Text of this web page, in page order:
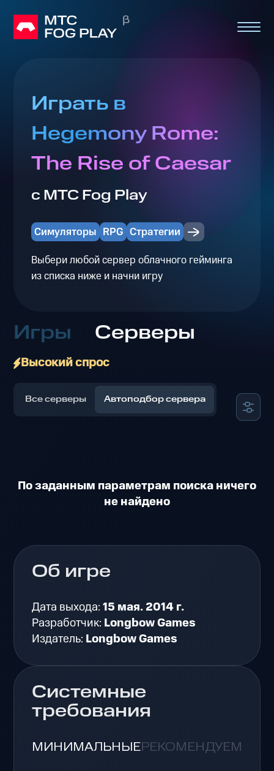
Играть в
Hegemony Rome:
The Rise of Caesar
с МТС Fog Play
Симуляторы RPG Стратегии
Выбери любой сервер облачного гейминга
из списка ниже и начни игру
Игры Серверы
Высокий спрос
Все серверы Автоподбор сервера
По заданным параметрам поиска ничего
не найдено
Об игре
Дата выхода:15 мая. 2014 г.
Разработчик: Longbow Games
Издатель: Longbow Games
Системные
требования
МИНИМАЛЬНЫЕРЕКОМЕНДУЕМЫЕ